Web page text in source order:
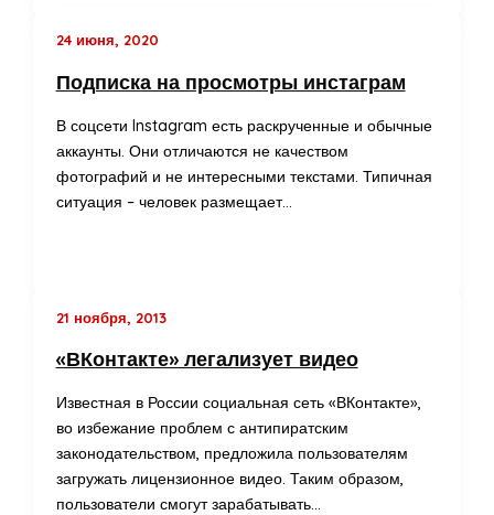
24 июня, 2020
Подписка на просмотры инстаграм
В соцсети Instagram есть раскрученные и обычные
аккаунты. Они отличаются не качеством
фотографий и не интересными текстами. Типичная
ситуация – человек размещает…
21 ноября, 2013
«ВКонтакте» легализует видео
Известная в России социальная сеть «ВКонтакте»,
во избежание проблем с антипиратским
законодательством, предложила пользователям
загружать лицензионное видео. Таким образом,
пользователи смогут зарабатывать…